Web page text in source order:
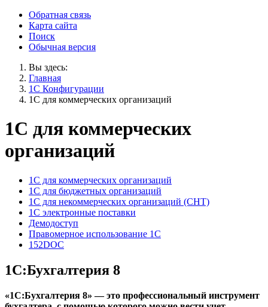
Обратная связь
Карта сайта
Поиск
Обычная версия
Вы здесь:
Главная
1С Конфигурации
1С для коммерческих организаций
1С для коммерческих
организаций
1С для коммерческих организаций
1С для бюджетных организаций
1С для некоммерческих организаций (СНТ)
1C электронные поставки
Демодоступ
Правомерное использование 1С
152DOC
1С:Бухгалтерия 8
«1С:Бухгалтерия 8» — это профессиональный инструмент